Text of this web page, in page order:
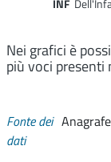
INF
Nei grafici è
più voci presenti
Fonte dei
dati